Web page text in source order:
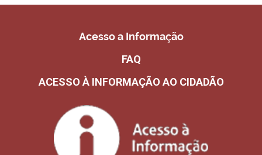
Acesso a Informação
FAQ
ACESSO À INFORMAÇÃO AO CIDADÃO